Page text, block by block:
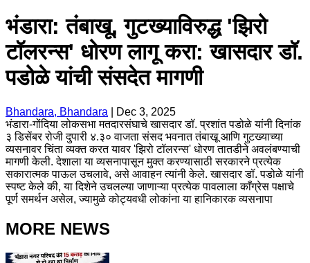
भंडारा: तंबाखू, गुटख्याविरुद्ध 'झिरो
टॉलरन्स' धोरण लागू करा: खासदार डॉ.
पडोळे यांची संसदेत मागणी
Bhandara, Bhandara
Dec 3, 2025
भंडारा-गोंदिया लोकसभा मतदारसंघाचे खासदार डॉ. प्रशांत पडोळे यांनी दिनांक
३ डिसेंबर रोजी दुपारी ४.३० वाजता संसद भवनात तंबाखू आणि गुटख्याच्या
व्यसनावर चिंता व्यक्त करत यावर 'झिरो टॉलरन्स' धोरण तातडीने अवलंबण्याची
मागणी केली. देशाला या व्यसनापासून मुक्त करण्यासाठी सरकारने प्रत्येक
सकारात्मक पाऊल उचलावे, असे आवाहन त्यांनी केले. खासदार डॉ. पडोळे यांनी
स्पष्ट केले की, या दिशेने उचलल्या जाणाऱ्या प्रत्येक पावलाला काँग्रेस पक्षाचे
पूर्ण समर्थन असेल, ज्यामुळे कोट्यवधी लोकांना या हानिकारक व्यसनापा
MORE NEWS